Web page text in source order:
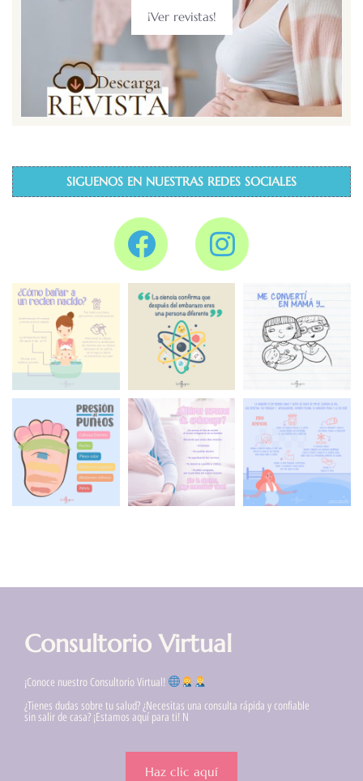
¡Ver revistas!
SIGUENOS EN NUESTRAS REDES SOCIALES
Consultorio Virtual
¡Conoce nuestro Consultorio Virtual!
¿Tienes dudas sobre tu salud? ¿Necesitas una consulta rápida y confiable
sin salir de casa? ¡Estamos aquí para ti! N
Haz clic aquí